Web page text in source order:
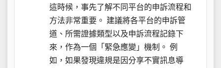
這時候，事先了解不同平台的申訴流程和
方法非常重要。 建議將各平台的申訴管
道、所需證據類型以及申訴流程記錄下
來，作為一個「緊急應變」機制。 例
如，如果發現違規是因分享不實訊息導